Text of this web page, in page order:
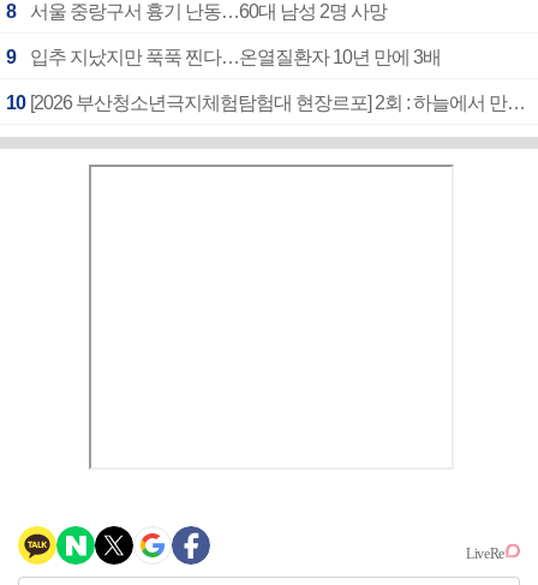
8 서울 중랑구서 흉기 난동…60대 남성 2명 사망
9 입추 지났지만 푹푹 찐다…온열질환자 10년 만에 3배
10 [2026 부산청소년극지체험탐험대 현장르포] 2회 : 하늘에서 만난 얼음의 나라